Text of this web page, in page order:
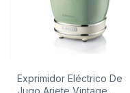
Exprimidor Eléctrico De